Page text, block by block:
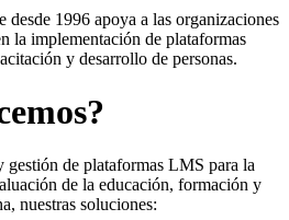
desde 1996 apoya a las organizaciones
la implementación de plataformas
y desarrollo de personas.
gestión de plataformas LMS para la
de la educación, formación y
nuestras soluciones: